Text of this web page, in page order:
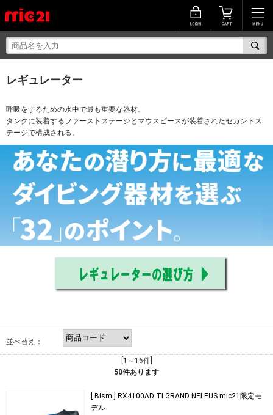
レギュレーター
呼吸をするための水中で最も重要な器材。
タンクに装着するファーストステージとマウスピースが装着されたセカンドス
テージで構成される。
並べ替え：
[1～16件]
50件あります
[ Bism ] RX4100AD Ti GRAND NELEUS mic21限定モ
デル